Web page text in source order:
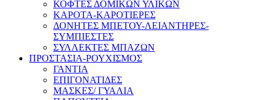
ΚΟΦΤΕΣ ΔΟΜΙΚΩΝ ΥΛΙΚΩΝ
ΚΑΡΟΤΑ-ΚΑΡΟΤΙΕΡΕΣ
ΔΟΝΗΤΕΣ ΜΠΕΤΟΥ-ΛΕΙΑΝΤΗΡΕΣ-
ΣΥΜΠΙΕΣΤΕΣ
ΣΥΛΛΕΚΤΕΣ ΜΠΑΖΩΝ
ΠΡΟΣΤΑΣΙΑ-ΡΟΥΧΙΣΜΟΣ
ΓΑΝΤΙΑ
ΕΠΙΓΟΝΑΤΙΔΕΣ
ΜΑΣΚΕΣ/ ΓΥΑΛΙΑ